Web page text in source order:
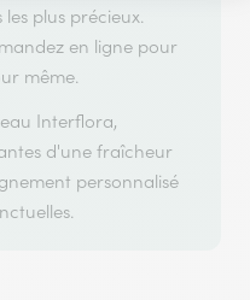
plus précieux.
en ligne pour
même.
Interflora,
d'une fraîcheur
personnalisé